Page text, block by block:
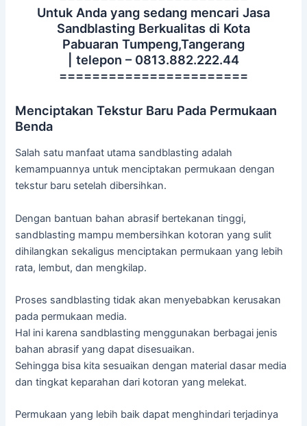
Untuk Anda yang sedang mencari Jasa
Sandblasting Berkualitas di Kota
Pabuaran Tumpeng,Tangerang
| telepon – 0813.882.222.44
=======================
Menciptakan Tekstur Baru Pada Permukaan
Benda
Salah satu manfaat utama sandblasting adalah
kemampuannya untuk menciptakan permukaan dengan
tekstur baru setelah dibersihkan.
Dengan bantuan bahan abrasif bertekanan tinggi,
sandblasting mampu membersihkan kotoran yang sulit
dihilangkan sekaligus menciptakan permukaan yang lebih
rata, lembut, dan mengkilap.
Proses sandblasting tidak akan menyebabkan kerusakan
pada permukaan media.
Hal ini karena sandblasting menggunakan berbagai jenis
bahan abrasif yang dapat disesuaikan.
Sehingga bisa kita sesuaikan dengan material dasar media
dan tingkat keparahan dari kotoran yang melekat.
Permukaan yang lebih baik dapat menghindari terjadinya